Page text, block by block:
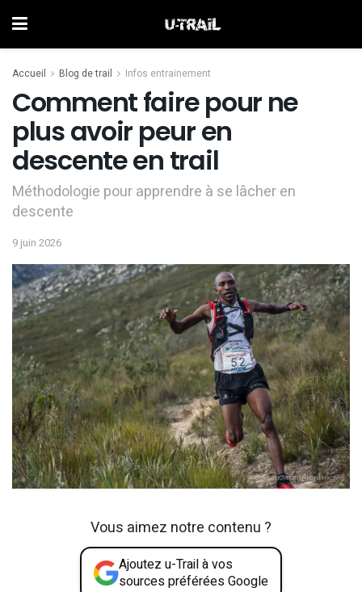
Accueil Blog de trail Infos entrainement
Comment faire pour ne
plus avoir peur en
descente en trail
Méthodologie pour apprendre à se lâcher en
descente
9 juin 2026
Vous aimez notre contenu ?
Ajoutez u-Trail à vos
sources préférées Google